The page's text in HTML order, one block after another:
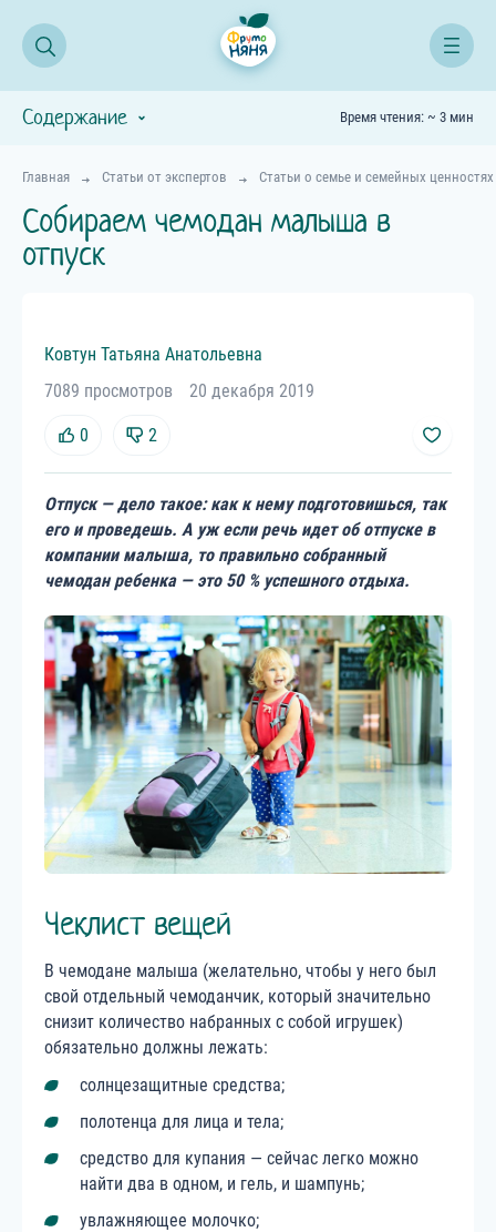
Главная Статьи от экспертов Статьи о семье и семейных ценностях
Собираем чемодан малыша в
отпуск
Ковтун Татьяна Анатольевна
7089 просмотров
20 декабря 2019
0 2
Отпуск — дело такое: как к нему подготовишься, так
его и проведешь. А уж если речь идет об отпуске в
компании малыша, то правильно собранный
чемодан ребенка — это 50 % успешного отдыха.
Чеклист вещей
В чемодане малыша (желательно, чтобы у него был
свой отдельный чемоданчик, который значительно
снизит количество набранных с собой игрушек)
обязательно должны лежать:
солнцезащитные средства;
полотенца для лица и тела;
средство для купания — сейчас легко можно
найти два в одном, и гель, и шампунь;
увлажняющее молочко;
Содержание Время чтения: ~ 3 мин